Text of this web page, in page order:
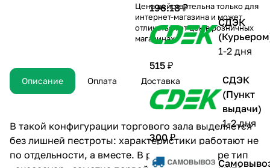
196.18 ₽
СДЭК
1-2 дня
515 ₽
СДЭК
(Пункт
выдачи)
1-2 дня
300 ₽
Цена действительна только для
интернет-магазина и может
отличаться от цен в розничных
магазинах
Описание Оплата Доставка
В такой конфигурации торгового зала выделяется
без лишней пестроты: характеристики работают не
по отдельности, а вместе. В реальном декоре тип